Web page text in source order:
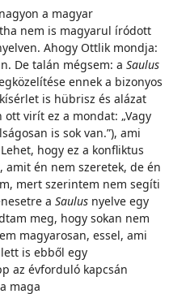
a magyar
nem is magyarul íródott
Ahogy Ottlik mondja:
De talán mégsem: a Saulus
ennek a bizonyos
is hübrisz és alázat
virít ez a mondat: „Vagy
is sok van.”), ami
hogy ez a konfliktus
amit én nem szeretek, de én
mert szerintem nem segíti
a Saulus nyelve egy
meg, hogy sokan nem
magyarosan, essel, ami
is ebből egy
az évforduló kapcsán
maga